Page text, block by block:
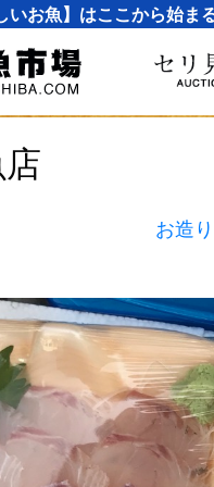
いお魚】はここから始
お造り